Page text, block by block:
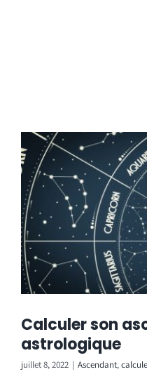
Calculer son
astrologique
juillet 8, 2022 | Ascendant,